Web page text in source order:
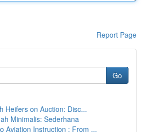
Report Page
Go
Heifers on Auction: Disc...
Minimalis: Sederhana
Aviation Instruction : From ...